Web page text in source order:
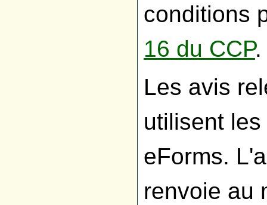
conditions
16 du CCP.
Les avis
utilisent
eForms.
renvoie au